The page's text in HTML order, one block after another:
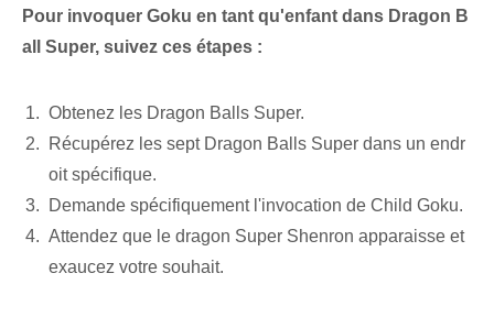
Pour invoquer Goku en tant qu'enfant dans Dragon B
all Super, suivez ces étapes :
Obtenez les Dragon Balls Super.
Récupérez les sept ⁤Dragon Balls Super‍ dans un endr
oit spécifique.
Demande spécifiquement l'invocation de Child Goku.
Attendez que le dragon Super Shenron apparaisse et
exaucez votre souhait.